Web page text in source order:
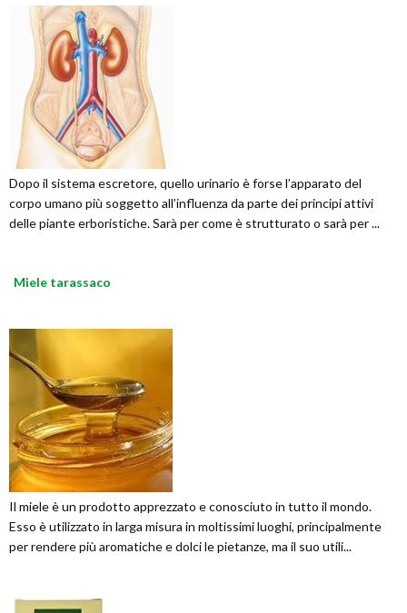
Dopo il sistema escretore, quello urinario è forse l’apparato del
corpo umano più soggetto all’influenza da parte dei principi attivi
delle piante erboristiche. Sarà per come è strutturato o sarà per ...
Miele tarassaco
Il miele è un prodotto apprezzato e conosciuto in tutto il mondo.
Esso è utilizzato in larga misura in moltissimi luoghi, principalmente
per rendere più aromatiche e dolci le pietanze, ma il suo utili...